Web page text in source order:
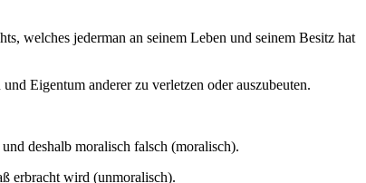
welches jederman an seinem Leben und seinem Besitz hat
Eigentum anderer zu verletzen oder auszubeuten.
deshalb moralisch falsch (moralisch).
erbracht wird (unmoralisch).